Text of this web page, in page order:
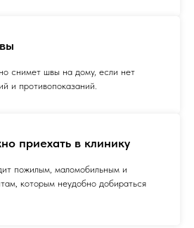
снимет швы на дому, если нет
и противопоказаний.
приехать в клинику
пожилым, маломобильным и
которым неудобно добираться